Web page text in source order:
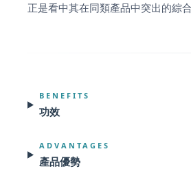
正是看中其在同類產品中突出的綜
BENEFITS
功效
ADVANTAGES
產品優勢